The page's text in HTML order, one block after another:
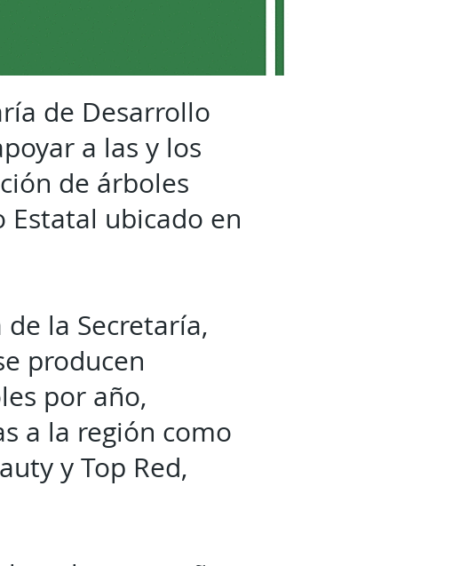
de Desarrollo
a las y los
de árboles
ubicado en
la Secretaría,
producen
por año,
a la región como
y Top Red,